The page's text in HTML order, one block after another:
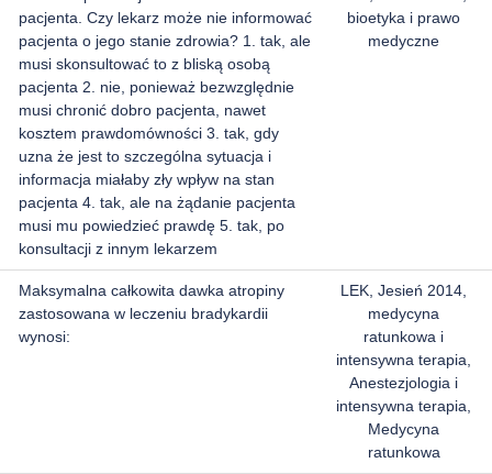
pacjenta. Czy lekarz może nie informować
pacjenta o jego stanie zdrowia? 1. tak, ale
musi skonsultować to z bliską osobą
pacjenta 2. nie, ponieważ bezwzględnie
musi chronić dobro pacjenta, nawet
kosztem prawdomówności 3. tak, gdy
uzna że jest to szczególna sytuacja i
informacja miałaby zły wpływ na stan
pacjenta 4. tak, ale na żądanie pacjenta
musi mu powiedzieć prawdę 5. tak, po
konsultacji z innym lekarzem
bioetyka i prawo
medyczne
Maksymalna całkowita dawka atropiny
zastosowana w leczeniu bradykardii
wynosi:
LEK, Jesień 2014,
medycyna
ratunkowa i
intensywna terapia,
Anestezjologia i
intensywna terapia,
Medycyna
ratunkowa